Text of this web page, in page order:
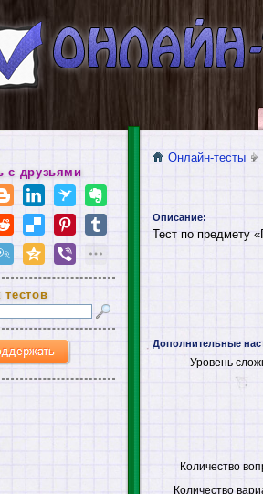
Онлайн-тесты
Описание:
Тест по предмету
Дополнительные
Уровень
Количество
Количество
с друзьями
тестов